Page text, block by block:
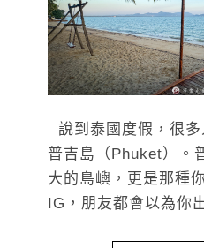
說到泰國度假，很
普吉島（Phuket）。
大的島嶼，更是那種
IG，朋友都會以為